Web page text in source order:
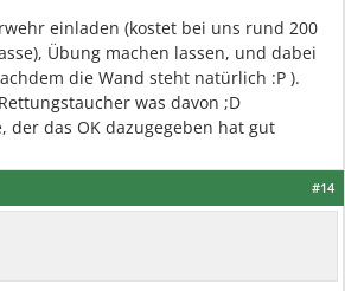
einladen (kostet bei uns rund 200
Übung machen lassen, und dabei
die Wand steht natürlich :P ).
was davon ;D
der das OK dazugegeben hat gut
#14